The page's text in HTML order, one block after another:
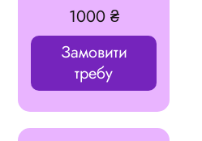
1000 ₴
Замовити
требу